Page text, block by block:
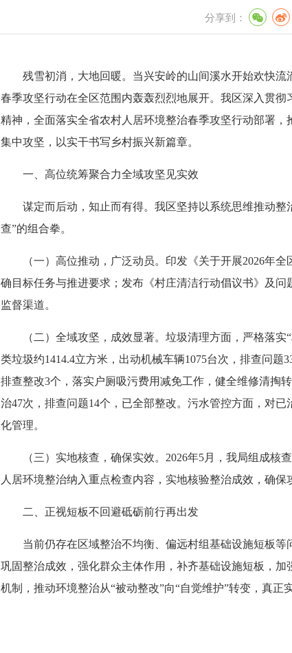
分享到：
残雪初消，大地回暖。当兴安岭的山间溪水开始欢快
春季攻坚行动在全区范围内轰轰烈烈地展开。我区深入贯
精神，全面落实全省农村人居环境整治春季攻坚行动部署，
集中攻坚，以实干书写乡村振兴新篇章。
一、高位统筹聚合力全域攻坚见实效
谋定而后动，知止而有得。我区坚持以系统思维推动
查”的组合拳。
（一）高位推动，广泛动员。印发《关于开展2026年
确目标任务与推进要求；发布《村庄清洁行动倡议书》及
监督渠道。
（二）全域攻坚，成效显著。垃圾清理方面，严格落
类垃圾约1414.4立方米，出动机械车辆1075台次，排查问
排查整改3个，落实户厕吸污费用减免工作，健全维修清掏
治47次，排查问题14个，已全部整改。污水管控方面，对
化管理。
（三）实地核查，确保实效。2026年5月，我局组成
人居环境整治纳入重点检查内容，实地核验整治成效，确保
二、正视短板不回避砥砺前行再出发
当前仍存在区域整治不均衡、偏远村组基础设施短板
巩固整治成效，强化群众主体作用，补齐基础设施短板，
机制，推动环境整治从“被动整改”向“自觉维护”转变，真正